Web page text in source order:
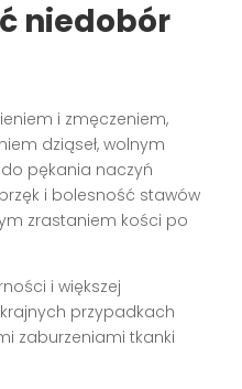
niedobór
i zmęczeniem,
dziąseł, wolnym
pękania naczyń
i bolesność stawów
zrastaniem kości po
i większej
przypadkach
zaburzeniami tkanki